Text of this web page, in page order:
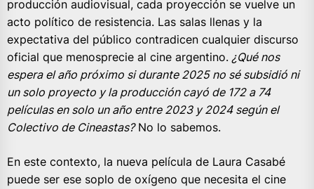
producción audiovisual, cada proyección se vuelve un
acto político de resistencia. Las salas llenas y la
expectativa del público contradicen cualquier discurso
oficial que menosprecie al cine argentino. ¿Qué nos
espera el año próximo si durante 2025 no sé subsidió ni
un solo proyecto y la producción cayó de 172 a 74
películas en solo un año entre 2023 y 2024 según el
Colectivo de Cineastas?No lo sabemos.
En este contexto, la nueva película de Laura Casabé
puede ser ese soplo de oxígeno que necesita el cine